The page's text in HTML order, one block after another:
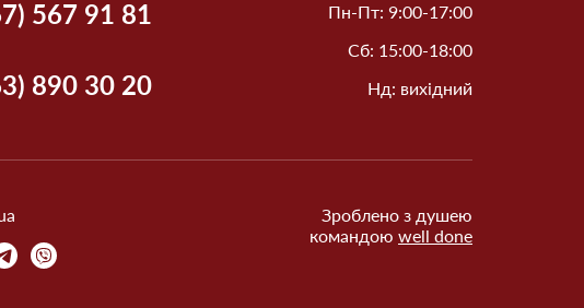
567 91 81
890 30 20
Пн-Пт: 9:00-17:00
Сб: 15:00-18:00
Нд: вихідний
Зроблено з душею
командою well done